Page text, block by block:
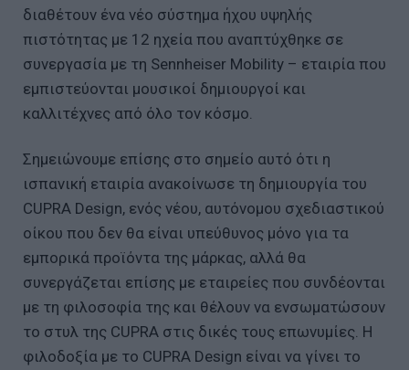
διαθέτουν ένα νέο σύστημα ήχου υψηλής
πιστότητας με 12 ηχεία που αναπτύχθηκε σε
συνεργασία με τη Sennheiser Mobility – εταιρία που
εμπιστεύονται μουσικοί δημιουργοί και
καλλιτέχνες από όλο τον κόσμο.
Σημειώνουμε επίσης στο σημείο αυτό ότι η
ισπανική εταιρία ανακοίνωσε τη δημιουργία του
CUPRA Design, ενός νέου, αυτόνομου σχεδιαστικού
οίκου που δεν θα είναι υπεύθυνος μόνο για τα
εμπορικά προϊόντα της μάρκας, αλλά θα
συνεργάζεται επίσης με εταιρείες που συνδέονται
με τη φιλοσοφία της και θέλουν να ενσωματώσουν
το στυλ της CUPRA στις δικές τους επωνυμίες. Η
φιλοδοξία με το CUPRA Design είναι να γίνει το